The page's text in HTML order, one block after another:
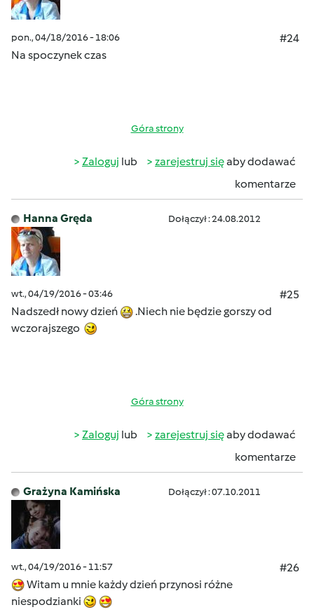
pon., 04/18/2016 - 18:06
#24
Na spoczynek czas
Góra strony
Zaloguj lub zarejestruj sięaby dodawać
komentarze
Hanna Gręda Dołączył : 24.08.2012
wt., 04/19/2016 - 03:46
#25
Nadszedł nowy dzień
.Niech nie będzie gorszy od
wczorajszego
Góra strony
Zaloguj lub zarejestruj sięaby dodawać
komentarze
Grażyna Kamińska Dołączył : 07.10.2011
wt., 04/19/2016 - 11:57
#26
Witam u mnie każdy dzień przynosi różne
niespodzianki